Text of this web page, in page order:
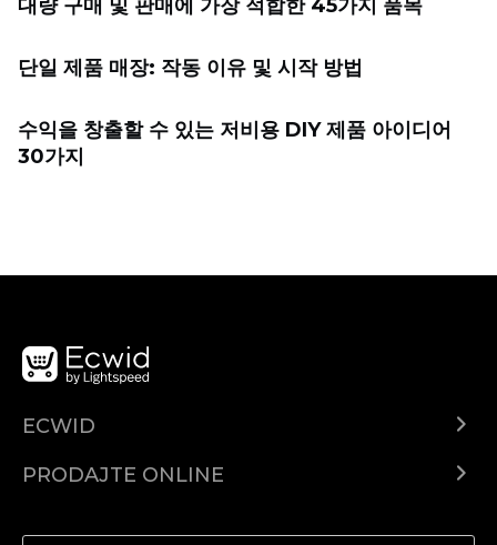
대량 구매 및 판매에 가장 적합한 45가지 품목
단일 제품 매장: 작동 이유 및 시작 방법
수익을 창출할 수 있는 저비용 DIY 제품 아이디어
30가지
ECWID
PRODAJTE ONLINE